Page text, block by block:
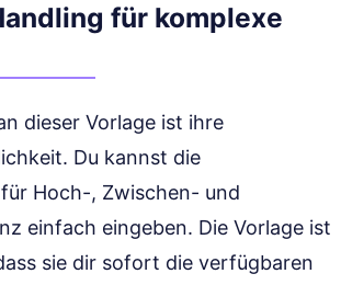
für komplexe
dieser Vorlage ist ihre
Du kannst die
Hoch-, Zwischen- und
einfach eingeben. Die Vorlage ist
sie dir sofort die verfügbaren